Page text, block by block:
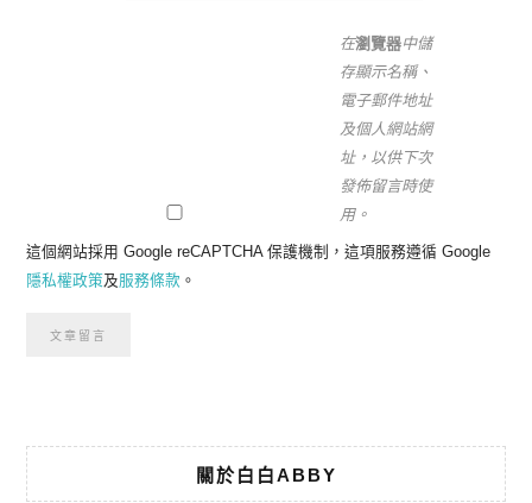
在瀏覽器中儲
存顯示名稱、
電子郵件地址
及個人網站網
址，以供下次
發佈留言時使
用。
這個網站採用 Google reCAPTCHA 保護機制，這項服務遵循 Google
隱私權政策及服務條款 。
關於白白ABBY